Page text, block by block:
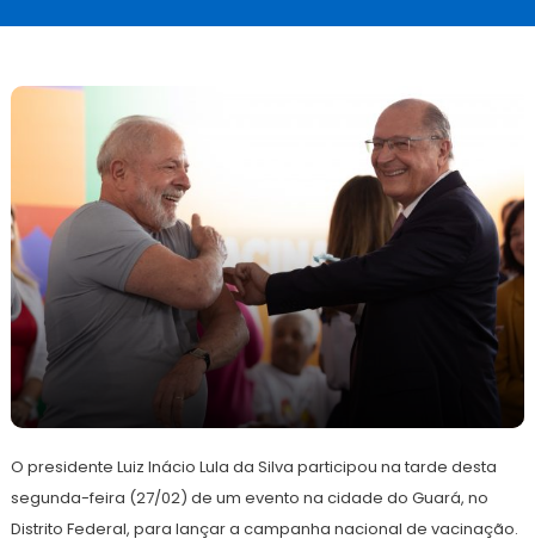
fevereiro
de
O presidente Luiz Inácio Lula da Silva participou na tarde desta
segunda-feira (27/02) de um evento na cidade do Guará, no
Distrito Federal, para lançar a campanha nacional de vacinação.